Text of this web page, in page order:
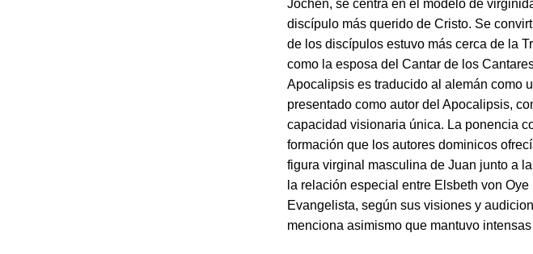
Jochen, se centra en el modelo de
discípulo más querido de Cristo. Se
de los discípulos estuvo más cerca de la
como la esposa del Cantar de los
Apocalipsis es traducido al alemán como
presentado como autor del Apocalipsis,
capacidad visionaria única. La ponencia
formación que los autores dominicos
figura virginal masculina de Juan junto a
la relación especial entre Elsbeth von
Evangelista, según sus visiones y
menciona asimismo que mantuvo